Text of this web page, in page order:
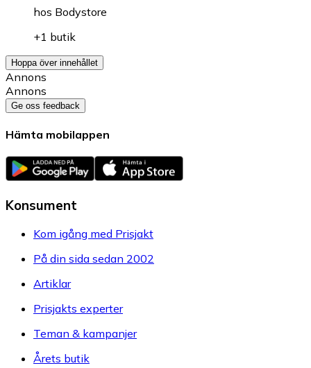
hos Bodystore
+1 butik
Hoppa över innehållet
Annons
Annons
Ge oss feedback
Hämta mobilappen
Konsument
Kom igång med Prisjakt
På din sida sedan 2002
Artiklar
Prisjakts experter
Teman & kampanjer
Årets butik